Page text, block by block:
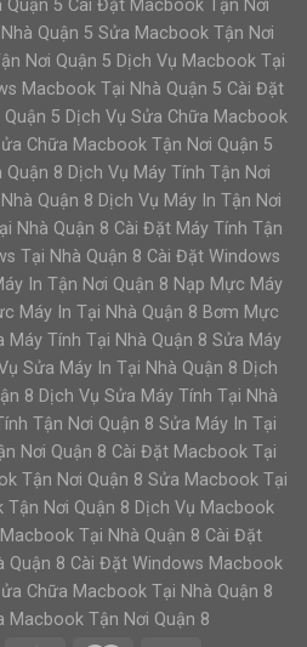
5 Cài Đặt Macbook Tận Nơi
Quận 5 Sửa Macbook Tận Nơi
Nơi Quận 5 Dịch Vụ Macbook Tại
Macbook Tại Nhà Quận 5 Cài Đặt
5 Dịch Vụ Sửa Chữa Macbook
Chữa Macbook Tận Nơi Quận 5
8 Dịch Vụ Máy Tính Tận Nơi
Quận 8 Dịch Vụ Máy In Tận Nơi
Nhà Quận 8 Cài Đặt Máy Tính Tận
Tại Nhà Quận 8 Cài Đặt Windows
In Tận Nơi Quận 8 Nạp Mực Máy
Máy In Tại Nhà Quận 8 Bơm Mực
Máy Tính Tại Nhà Quận 8 Sửa Máy
Sửa Máy In Tại Nhà Quận 8 Dịch
8 Dịch Vụ Sửa Máy Tính Tại Nhà
Tận Nơi Quận 8 Sửa Máy In Tại
Nơi Quận 8 Cài Đặt Macbook Tại
Tận Nơi Quận 8 Sửa Macbook Tại
Tận Nơi Quận 8 Dịch Vụ Macbook
Tại Nhà Quận 8 Cài Đặt
Quận 8 Cài Đặt Windows Macbook
Chữa Macbook Tại Nhà Quận 8
Macbook Tận Nơi Quận 8